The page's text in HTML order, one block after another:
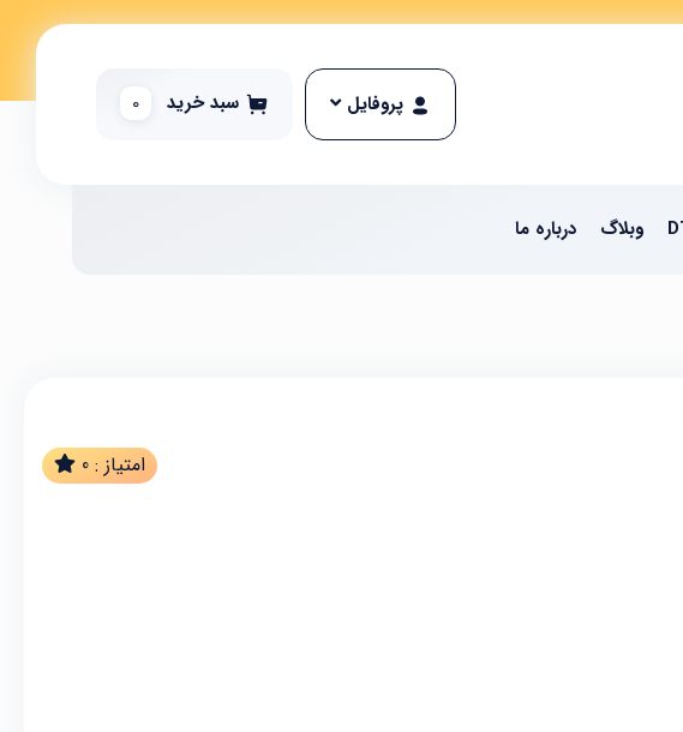
پروفایل سبد خرید 0
وبلاگ درباره ما
امتیاز : 0